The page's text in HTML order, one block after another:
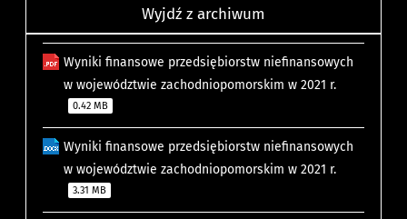
Wyjdź z archiwum
Wyniki finansowe przedsiębiorstw niefinansowych
w województwie zachodniopomorskim w 2021 r.
0.42 MB
Wyniki finansowe przedsiębiorstw niefinansowych
w województwie zachodniopomorskim w 2021 r.
3.31 MB